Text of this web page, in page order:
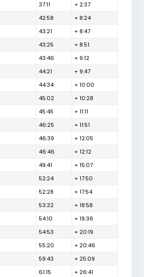
37:11
+ 2:37
42:58
+ 8:24
43:21
+ 8:47
43:25
+ 8:51
43:46
+ 9:12
44:21
+ 9:47
44:34
+ 10:00
45:02
+ 10:28
45:45
+ 11:11
46:25
+ 11:51
46:39
+ 12:05
46:46
+ 12:12
49:41
+ 15:07
52:24
+ 17:50
52:28
+ 17:54
53:32
+ 18:58
54:10
+ 19:36
54:53
+ 20:19
55:20
+ 20:46
59:43
+ 25:09
61:15
+ 26:41